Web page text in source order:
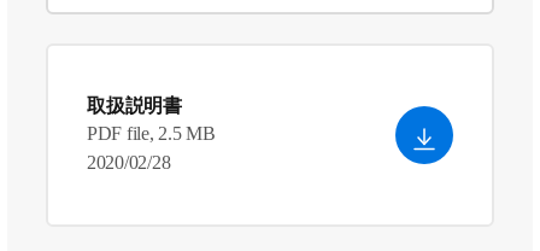
取扱説明書
PDF file, 2.5 MB
2020/02/28